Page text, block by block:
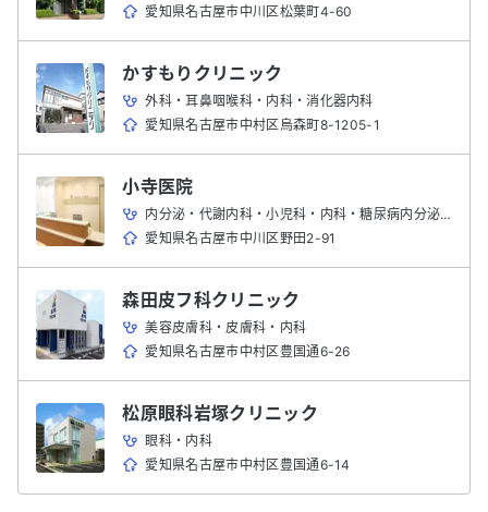
愛知県名古屋市中川区松葉町4-60
かすもりクリニック
外科・耳鼻咽喉科・内科・消化器内科
愛知県名古屋市中村区烏森町8-1205-1
小寺医院
内分泌・代謝内科・小児科・内科・糖尿病内分泌科
愛知県名古屋市中川区野田2-91
森田皮フ科クリニック
美容皮膚科・皮膚科・内科
愛知県名古屋市中村区豊国通6-26
松原眼科岩塚クリニック
眼科・内科
愛知県名古屋市中村区豊国通6-14